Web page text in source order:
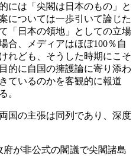
には「尖閣は日本のもの」と
については一歩引いて論じた
「日本の領地」としての立場
合、メディアはほぼ100％自
れども、そうした時期にこそ
的に自国の擁護論に寄り添わ
ているのかを客観的に報道
。
国の主張は同列であり、深度
府が非公式の閣議で尖閣諸島